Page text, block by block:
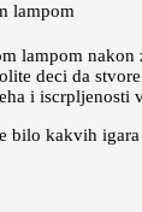
lampom
lampom
deci da
i iscrpljenosti
bilo kakvih